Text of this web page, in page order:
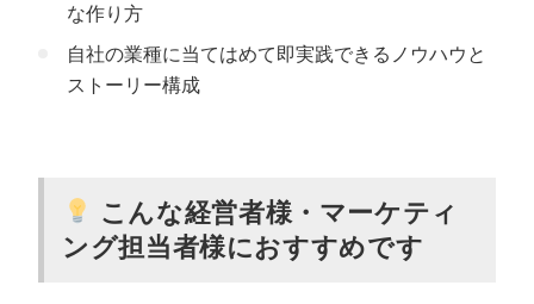
な作り方
自社の業種に当てはめて即実践できるノウハウと
ストーリー構成
こんな経営者様・マーケティ
ング担当者様におすすめです